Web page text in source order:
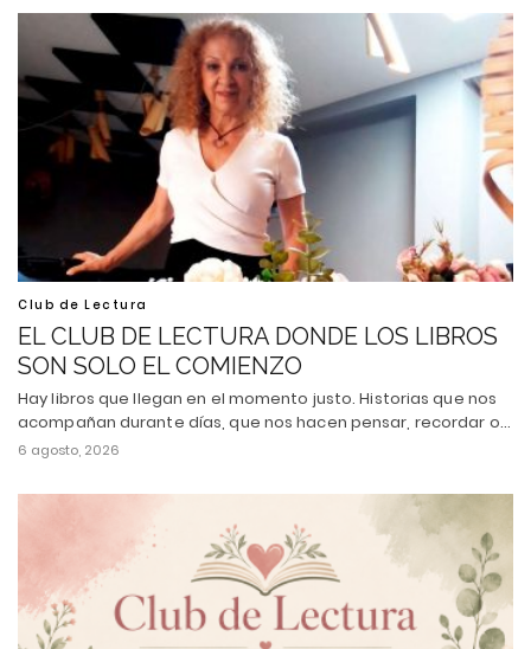
Club de Lectura
EL CLUB DE LECTURA DONDE LOS LIBROS
SON SOLO EL COMIENZO
Hay libros que llegan en el momento justo. Historias que nos
acompañan durante días, que nos hacen pensar, recordar o…
6 agosto, 2026